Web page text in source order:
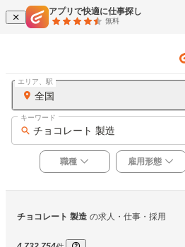
アプリで快適に仕事探し
無料
全国
エリア、駅
チョコレート 製造
キーワード
職種 雇用形態
チョコレート 製造 の求人・仕事・採用